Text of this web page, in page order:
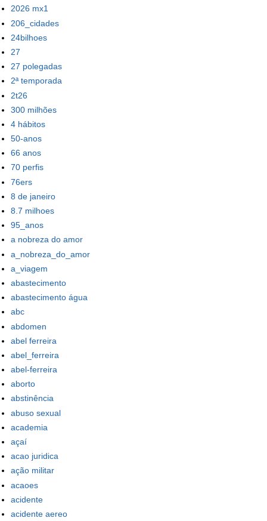
2026 mx1
206_cidades
24bilhoes
27
27 polegadas
2ª temporada
2t26
300 milhões
4 hábitos
50-anos
66 anos
70 perfis
76ers
8 de janeiro
8.7 milhoes
95_anos
a nobreza do amor
a_nobreza_do_amor
a_viagem
abastecimento
abastecimento água
abc
abdomen
abel ferreira
abel_ferreira
abel-ferreira
aborto
abstinência
abuso sexual
academia
açaí
acao juridica
ação militar
acaoes
acidente
acidente aereo